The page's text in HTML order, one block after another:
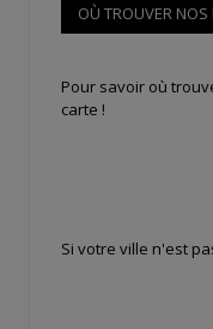
OÙ TROUVER
Pour savoir où
carte !
Si votre ville n'est